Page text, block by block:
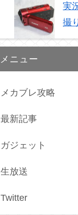
実
撮
メニュー
メカブレ攻略
最新記事
ガジェット
生放送
Twitter